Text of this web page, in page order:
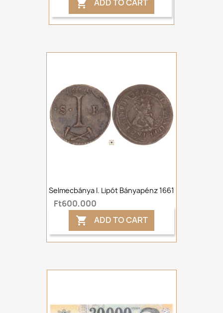
 ADD TO CART
Selmecbánya I. Lipót Bányapénz 1661
Ft600,000
 ADD TO CART